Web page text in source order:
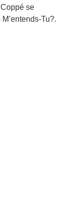
se
Tu?.